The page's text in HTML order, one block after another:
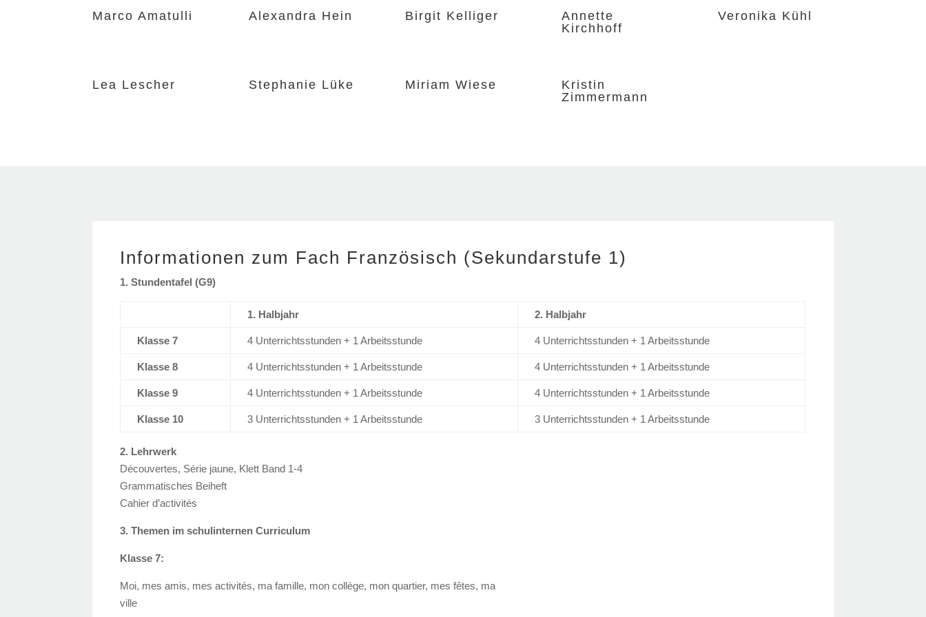
Marco Amatulli Alexandra Hein Birgit Kelliger
Annette
Kirchhoff
Veronika Kühl
Lea Lescher Stephanie Lüke Miriam Wiese
Kristin
Zimmermann
Informationen zum Fach Französisch (Sekundarstufe 1)
1. Stundentafel (G9)
1. Halbjahr 2. Halbjahr
Klasse 7 4 Unterrichtsstunden + 1 Arbeitsstunde 4 Unterrichtsstunden + 1 Arbeitsstunde
Klasse 8 4 Unterrichtsstunden + 1 Arbeitsstunde 4 Unterrichtsstunden + 1 Arbeitsstunde
Klasse 9 4 Unterrichtsstunden + 1 Arbeitsstunde 4 Unterrichtsstunden + 1 Arbeitsstunde
Klasse 10 3 Unterrichtsstunden + 1 Arbeitsstunde 3 Unterrichtsstunden + 1 Arbeitsstunde
2. Lehrwerk
Découvertes, Série jaune, Klett Band 1-4
Grammatisches Beiheft
Cahier d’activités
3. Themen im schulinternen Curriculum
Klasse 7:
Moi, mes amis, mes activités, ma famille, mon collège, mon quartier, mes fêtes, ma
ville